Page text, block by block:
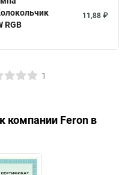
RGB
11,88 ₽
1
компании Feron в